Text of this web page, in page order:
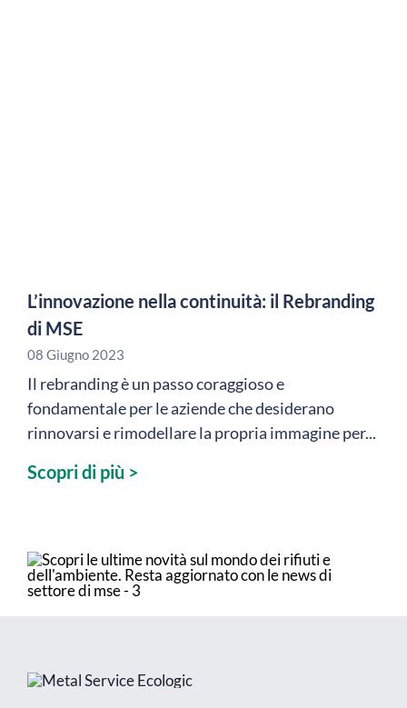
L’innovazione nella continuità: il Rebranding
di MSE
08 Giugno 2023
Il rebranding è un passo coraggioso e
fondamentale per le aziende che desiderano
rinnovarsi e rimodellare la propria immagine per...
Scopri di più >